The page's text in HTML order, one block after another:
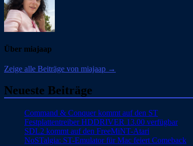
Über miajaap
Zeige alle Beiträge von miajaap →
Neueste Beiträge
Command & Conquer kommt auf den ST
Festplattentreiber HDDRIVER 13.00 verfügbar
SDL2 kommt auf den FreeMiNT-Atari
NoSTalgia: ST-Emulator für Mac feiert Comeback